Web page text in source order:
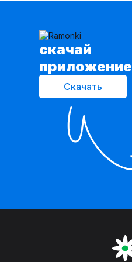
cкачай
приложение
Скачать